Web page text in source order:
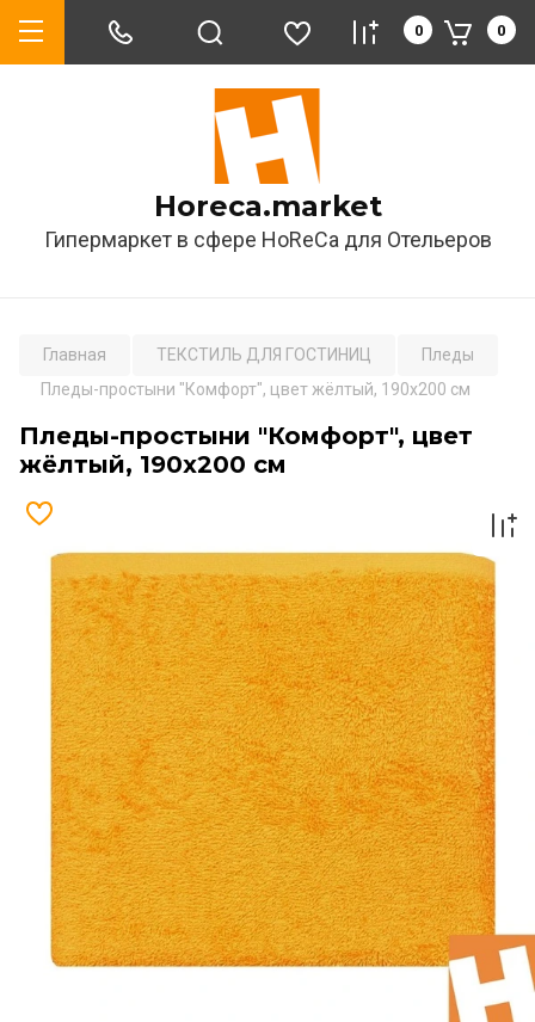
Horeca.market
Гипермаркет в сфере HoReCa для Отельеров
0 0
Главная ТЕКСТИЛЬ ДЛЯ ГОСТИНИЦ
Пледы
Пледы-простыни "Комфорт", цвет жёлтый, 190х200 см
Пледы-простыни "Комфорт", цвет
жёлтый, 190х200 см